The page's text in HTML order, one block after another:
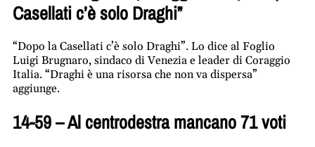
Casellati c’è solo Draghi”
“Dopo la Casellati c’è solo Draghi”. Lo dice al Foglio
Luigi Brugnaro, sindaco di Venezia e leader di Coraggio
Italia. “Draghi è una risorsa che non va dispersa”
aggiunge.
14-59 – Al centrodestra mancano 71 voti